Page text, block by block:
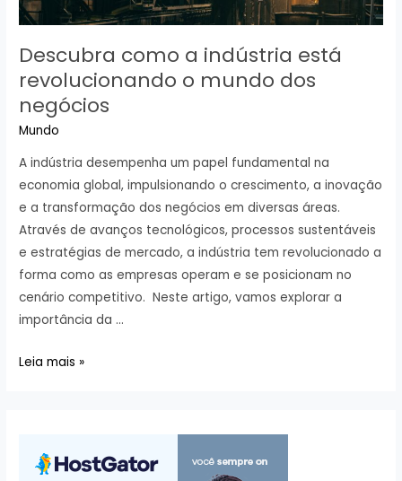
Descubra como a indústria está
revolucionando o mundo dos
negócios
Mundo
A indústria desempenha um papel fundamental na
economia global, impulsionando o crescimento, a inovação
e a transformação dos negócios em diversas áreas.
Através de avanços tecnológicos, processos sustentáveis
e estratégias de mercado, a indústria tem revolucionado a
forma como as empresas operam e se posicionam no
cenário competitivo. Neste artigo, vamos explorar a
importância da …
Descubra
está
revolucionando
Leia mais »